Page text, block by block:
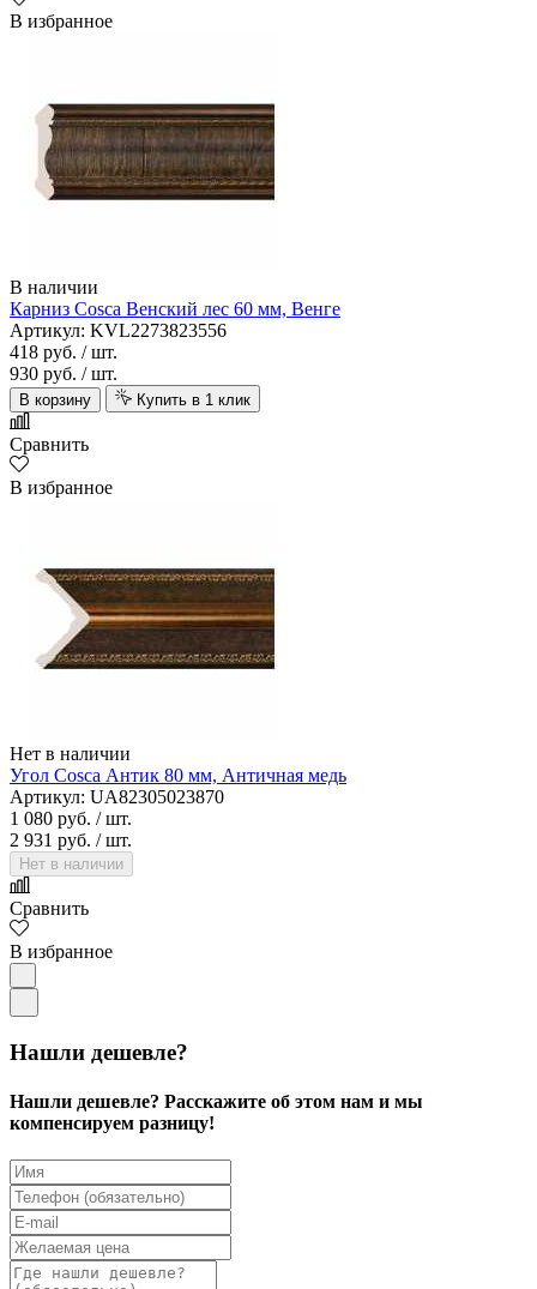
В избранное
В наличии
Карниз Cosca Венский лес 60 мм, Венге
Артикул: KVL2273823556
418 руб. / шт.
930 руб. / шт.
В корзину Купить в 1 клик
Сравнить
В избранное
Нет в наличии
Угол Cosca Антик 80 мм, Античная медь
Артикул: UA82305023870
1 080 руб. / шт.
2 931 руб. / шт.
Нет в наличии
Сравнить
В избранное
Нашли дешевле?
Нашли дешевле? Расскажите об этом нам и мы
компенсируем разницу!